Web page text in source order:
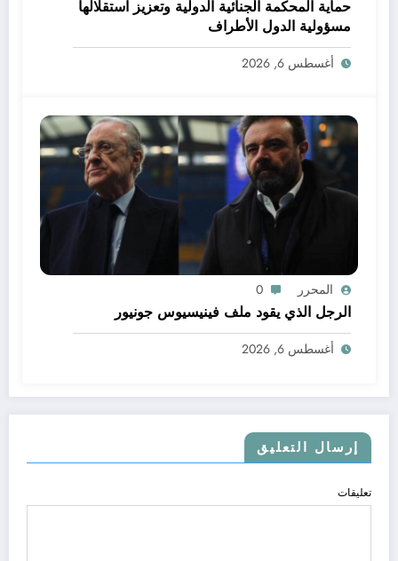
حماية المحكمة الجنائية الدولية وتعزيز استقلالها
مسؤولية الدول الأطراف
أغسطس 6, 2026
المحرر 0
الرجل الذي يقود ملف فينيسيوس جونيور
أغسطس 6, 2026
إرسال التعليق
تعليقات